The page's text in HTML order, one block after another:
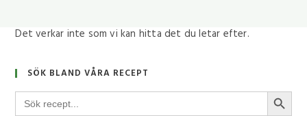
Det verkar inte som vi kan hitta det du letar efter.
SÖK BLAND VÅRA RECEPT
Sök
efter: